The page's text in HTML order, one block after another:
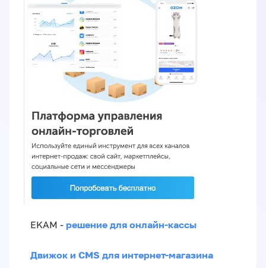
EKAM - решение для онлайн-кассы
Движок и CMS для интернет-магазина